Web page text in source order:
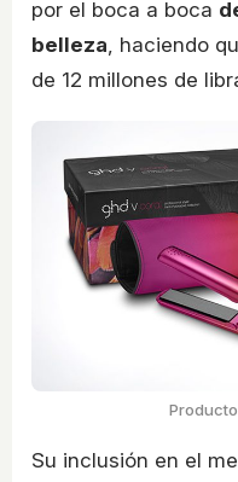
por el boca a boca
belleza, haciendo
de 12 millones de
Su inclusión en el